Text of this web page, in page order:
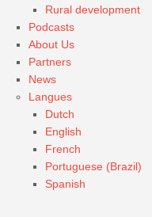
Rural development
Podcasts
About Us
Partners
News
Langues
Dutch
English
French
Portuguese (Brazil)
Spanish